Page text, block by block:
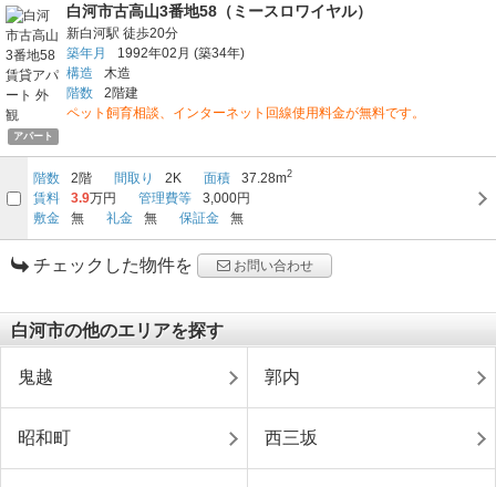
アパート
白河市古高山3番地58（ミースロワイヤル）
新白河駅 徒歩20分
築年月
1992年02月 (築34年)
構造
木造
階数
2階建
ペット飼育相談、インターネット回線使用料金が無料です。
階数 2階 間取り 2K 面積 37.28m2
賃料 3.9万円 管理費等
3,000円
敷金
無 礼金 無 保証金 無
チェックした物件を お問い合わせ
白河市の他のエリアを探す
鬼越 郭内
昭和町 西三坂